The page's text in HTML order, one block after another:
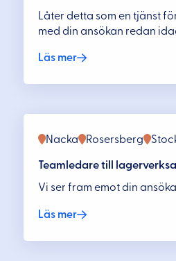
Låter detta som en tjänst
med din ansökan redan
Läs mer
Nacka Rosersberg
Teamledare till
Vi ser fram emot din
Läs mer